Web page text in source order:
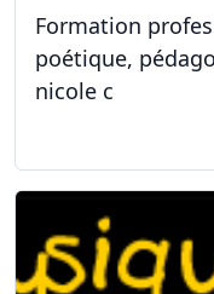
Formation
poétique,
nicole c